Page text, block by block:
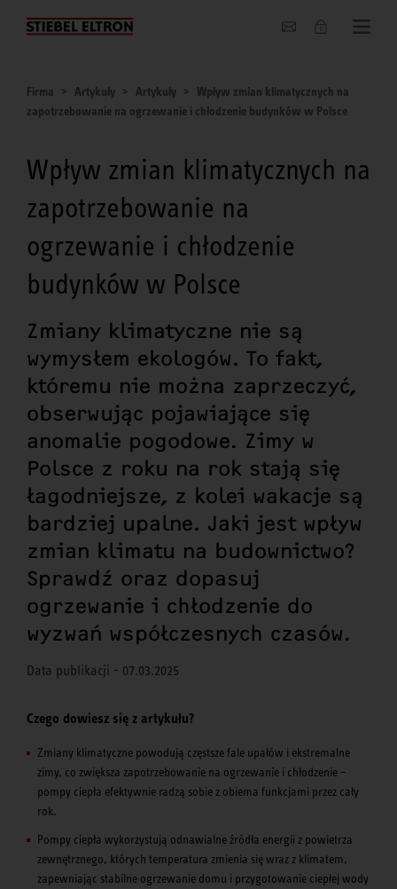
O nas
Firma Artykuły Artykuły
Wpływ zmian klimatycznych na
zapotrzebowanie na ogrzewanie i chłodzenie budynków w Polsce
Wpływ zmian klimatycznych na
zapotrzebowanie na
ogrzewanie i chłodzenie
budynków w Polsce
Zmiany klimatyczne nie są
wymysłem ekologów. To fakt,
któremu nie można zaprzeczyć,
obserwując pojawiające się
anomalie pogodowe. Zimy w
Polsce z roku na rok stają się
łagodniejsze, z kolei wakacje są
bardziej upalne. Jaki jest wpływ
zmian klimatu na budownictwo?
Sprawdź oraz dopasuj
ogrzewanie i chłodzenie do
wyzwań współczesnych czasów.
Data publikacji - 07.03.2025
Czego dowiesz się z artykułu?
Zmiany klimatyczne powodują częstsze fale upałów i ekstremalne
zimy, co zwiększa zapotrzebowanie na ogrzewanie i chłodzenie –
pompy ciepła efektywnie radzą sobie z obiema funkcjami przez cały
rok.
Pompy ciepła wykorzystują odnawialne źródła energii z powietrza
zewnętrznego, których temperatura zmienia się wraz z klimatem,
zapewniając stabilne ogrzewanie domu i przygotowanie ciepłej wody